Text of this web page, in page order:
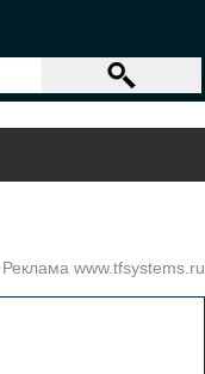
Реклама www.tfsystems.ru